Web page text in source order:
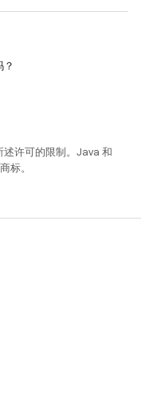
述许可的限制。Java 和
标。